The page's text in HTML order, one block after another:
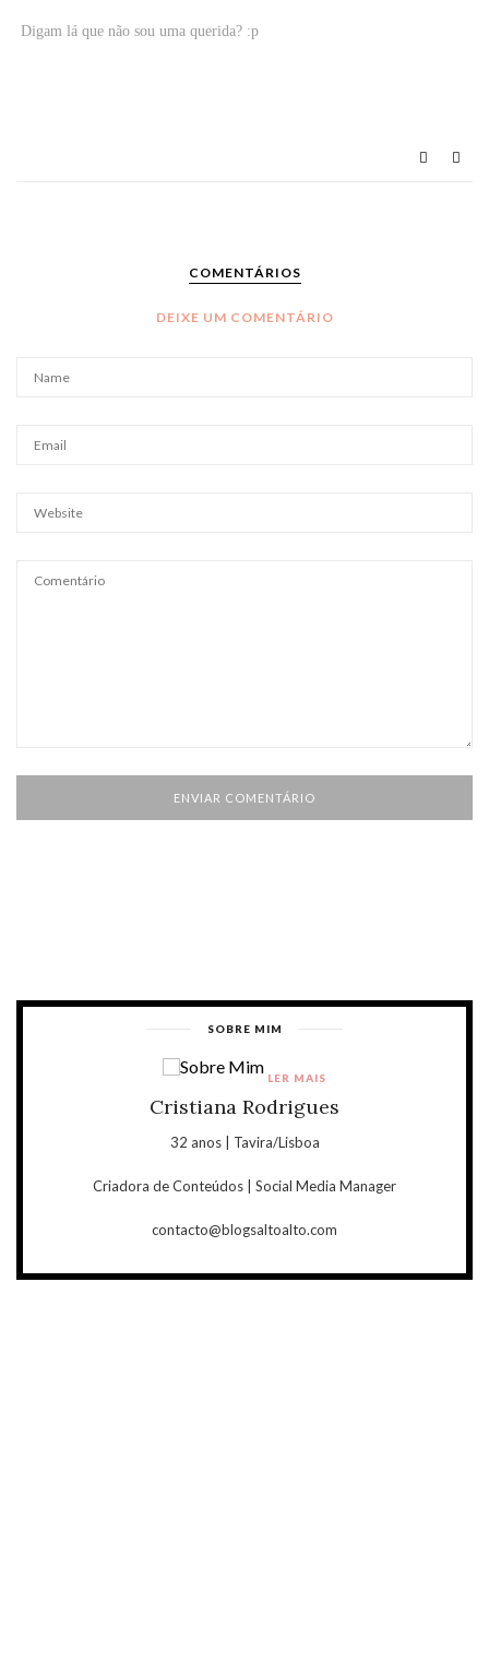
Digam lá que não sou uma querida? :p
COMENTÁRIOS
DEIXE UM COMENTÁRIO
SOBRE MIM
Cristiana Rodrigues
32 anos | Tavira/Lisboa
Criadora de Conteúdos | Social Media Manager
contacto@blogsaltoalto.com
LER MAIS